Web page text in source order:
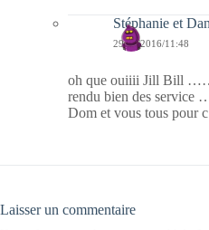
Stéphanie et
29/11/2016/11:48
oh que ouiiii Jill Bill
rendu bien des service
Dom et vous tous pour
Laisser un commentaire